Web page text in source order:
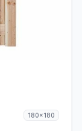
180x180